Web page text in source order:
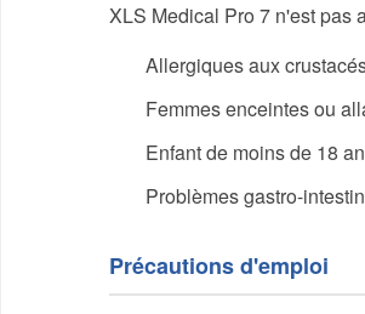
XLS Medical Pro 7 n'est pas
Allergiques aux
Femmes enceintes ou
Enfant de moins de 18
Problèmes gastro-
Précautions d'emploi